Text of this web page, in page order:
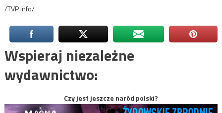
/TVP Info/
Wspieraj niezależne
wydawnictwo:
Czy jest jeszcze naród polski?